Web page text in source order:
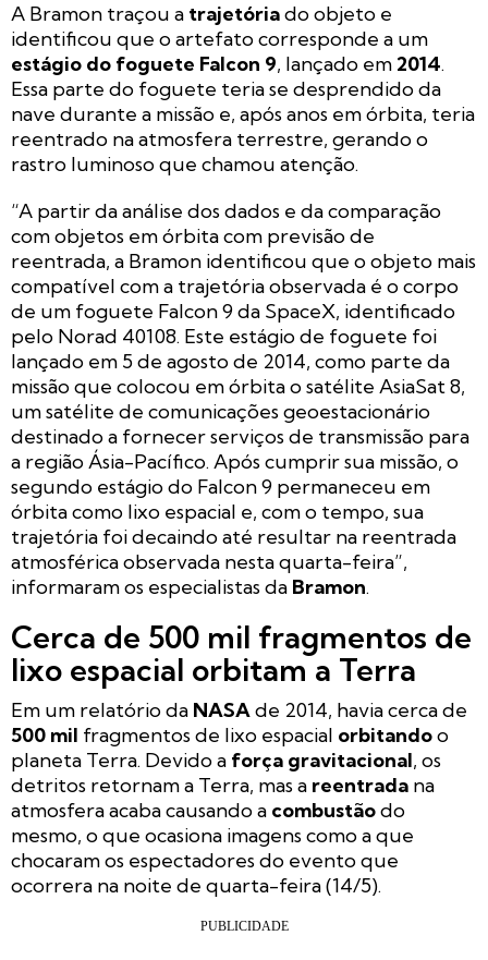
A Bramon traçou a trajetóriado objeto e
identificou que o artefato corresponde a um
estágio do foguete Falcon 9, lançado em 2014.
Essa parte do foguete teria se desprendido da
nave durante a missão e, após anos em órbita, teria
reentrado na atmosfera terrestre, gerando o
rastro luminoso que chamou atenção.
“A partir da análise dos dados e da comparação
com objetos em órbita com previsão de
reentrada, a Bramon identificou que o objeto mais
compatível com a trajetória observada é o corpo
de um foguete Falcon 9 da SpaceX, identificado
pelo Norad 40108. Este estágio de foguete foi
lançado em 5 de agosto de 2014, como parte da
missão que colocou em órbita o satélite AsiaSat 8,
um satélite de comunicações geoestacionário
destinado a fornecer serviços de transmissão para
a região Ásia-Pacífico. Após cumprir sua missão, o
segundo estágio do Falcon 9 permaneceu em
órbita como lixo espacial e, com o tempo, sua
trajetória foi decaindo até resultar na reentrada
atmosférica observada nesta quarta-feira”,
informaram os especialistas da Bramon.
Cerca de 500 mil fragmentos de
lixo espacial orbitam a Terra
Em um relatório da NASAde 2014, havia cerca de
500 mil fragmentos de lixo espacial orbitandoo
planeta Terra. Devido a força gravitacional, os
detritos retornam a Terra, mas a reentrada na
atmosfera acaba causando a combustãodo
mesmo, o que ocasiona imagens como a que
chocaram os espectadores do evento que
ocorrera na noite de quarta-feira (14/5).